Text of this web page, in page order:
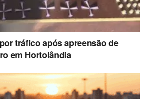
tráfico após apreensão de
em Hortolândia